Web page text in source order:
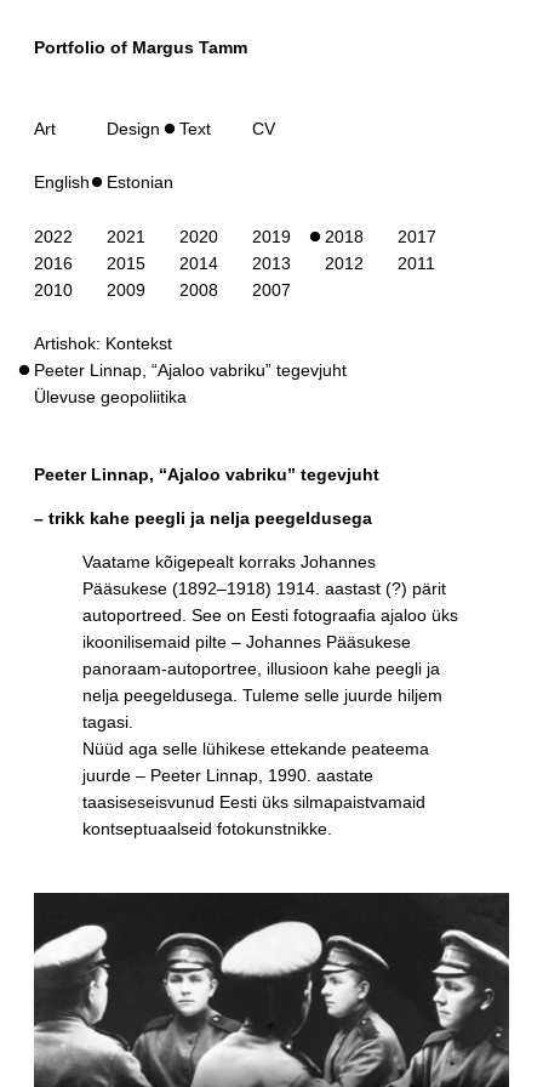
Portfolio of Margus Tamm
Art Design Text CV
English Estonian
2022 2021 2020 2019 2018
2017
2016
2015 2014 2013 2012
2011
2010
2009 2008 2007
Artishok: Kontekst
Peeter Linnap, “Ajaloo vabriku” tegevjuht
Ülevuse geopoliitika
Peeter Linnap, “Ajaloo vabriku” tegevjuht
– trikk kahe peegli ja nelja peegeldusega
Vaatame kõigepealt korraks Johannes
Pääsukese (1892–1918) 1914. aastast (?) pärit
autoportreed. See on Eesti fotograafia ajaloo üks
ikoonilisemaid pilte – Johannes Pääsukese
panoraam-autoportree, illusioon kahe peegli ja
nelja peegeldusega. Tuleme selle juurde hiljem
tagasi.
Nüüd aga selle lühikese ettekande peateema
juurde – Peeter Linnap, 1990. aastate
taasiseseisvunud Eesti üks silmapaistvamaid
kontseptuaalseid fotokunstnikke.